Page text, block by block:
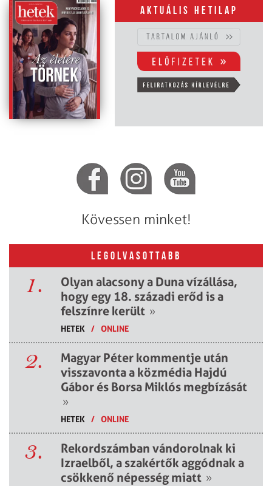
Aktuális hetilap
Kövessen minket!
LEGOLVASOTTABB
1.
Olyan alacsony a Duna vízállása,
hogy egy 18. századi erőd is a
felszínre került »
HETEK / ONLINE
2.
Magyar Péter kommentje után
visszavonta a közmédia Hajdú
Gábor és Borsa Miklós megbízását
»
HETEK / ONLINE
3.
Rekordszámban vándorolnak ki
Izraelből, a szakértők aggódnak a
csökkenő népesség miatt »